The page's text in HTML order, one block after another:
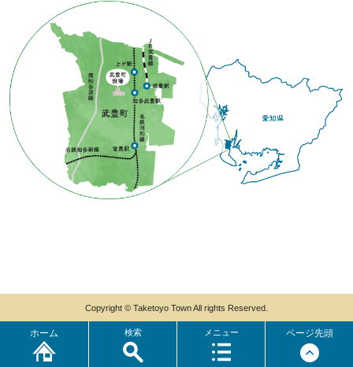
ホーム 検索 メニュー
Copyright © Taketoyo Town All rights Reserved.